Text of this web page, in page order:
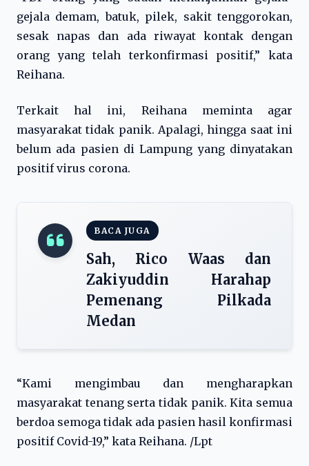
gejala demam, batuk, pilek, sakit tenggorokan,
sesak napas dan ada riwayat kontak dengan
orang yang telah terkonfirmasi positif,” kata
Reihana.
Terkait hal ini, Reihana meminta agar
masyarakat tidak panik. Apalagi, hingga saat ini
belum ada pasien di Lampung yang dinyatakan
positif virus corona.
BACA JUGA
Sah, Rico Waas dan
Zakiyuddin Harahap
Pemenang Pilkada
Medan
“Kami mengimbau dan mengharapkan
masyarakat tenang serta tidak panik. Kita semua
berdoa semoga tidak ada pasien hasil konfirmasi
positif Covid-19,” kata Reihana. /Lpt